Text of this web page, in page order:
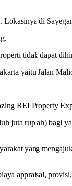
Lokasinya di
tidak dapat
yaitu Jalan
REI Property
juta rupiah) bagi
yang
appraisal,